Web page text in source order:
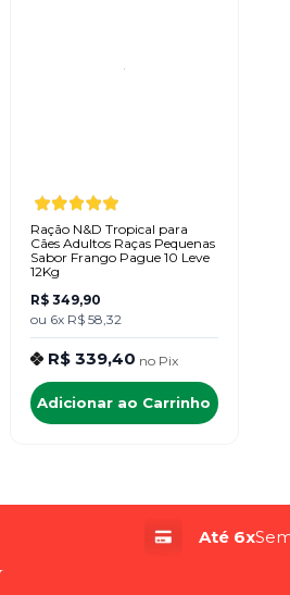
Ração N&D Tropical para
Cães Adultos Raças Pequenas
Sabor Frango Pague 10 Leve
12Kg
R$ 349,90
ou 6x R$ 58,32
R$ 339,40 no Pix
Adicionar ao Carrinho
Até 6x